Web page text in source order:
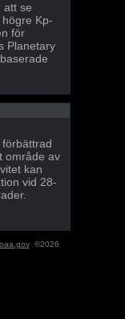
att se
Kp-
för
Planetary
område av
kan
vid 28-
©2026